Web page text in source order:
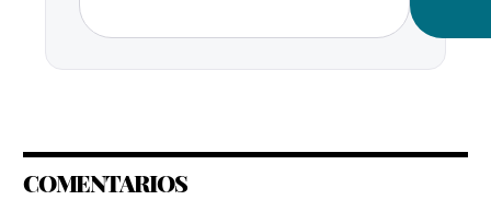
COMENTARIOS